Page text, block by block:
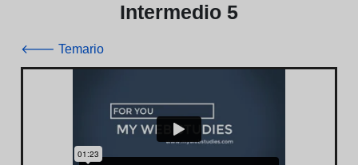
Intermedio 5
🡐 Temario